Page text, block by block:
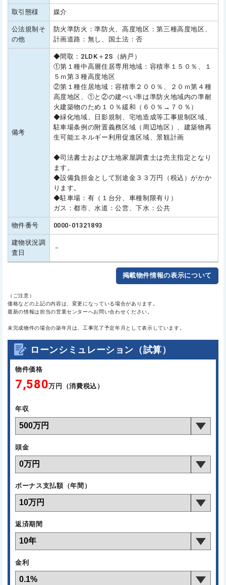
取引態様 媒介
公法規制そ
の他
防火準防火：準防火、高度地区：第三種高度地区、
計画道路：無し、国土法：否
備考
◆間取：2LDK＋2S（納戸）
①第１種中高層住居専用地域：容積率１５０％、１
５ｍ第３種高度地区
②第１種住居地域：容積率２００％、２０ｍ第４種
高度地区、①と②の建ぺい率は準防火地域内の準耐
火建築物のため１０％緩和（６０％→７０％）
◆緑化地域、日影規制、宅地造成等工事規制区域、
駐車場条例の附置義務区域（周辺地区）、建築物再
生可能エネルギー利用促進区域、景観計画
◆司法書士および土地家屋調査士は売主指定となり
ます。
◆設備負担金として別途金３３万円（税込）がかか
ります。
◆駐車場：有（１台分、車種制限有り）
ガス：都市、水道：公営、下水：公共
物件番号 0000-01321893
建物状況調
査日
－
掲載物件情報の表示について
（ご注意）
価格などの上記の内容は、変更になっている場合があります。
最新の情報は担当の営業センターへお問い合わせください。
未完成物件の場合の築年月は、工事完了予定年月として表示しています。
ローンシミュレーション（試算）
物件価格
7,580万円（消費税込）
年収
頭金
ボーナス支払額（年間）
返済期間
金利